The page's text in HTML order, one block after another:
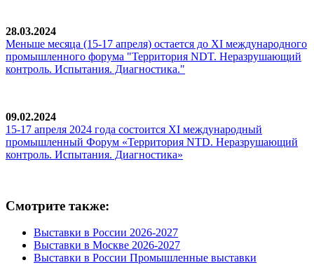
28.03.2024
Меньше месяца (15-17 апреля) остается до XI международного
промышленного форума "Территория NDT. Неразрушающий
контроль. Испытания. Диагностика."
09.02.2024
15-17 апреля 2024 года состоится ХI международный
промышленный Форум «Территория NTD. Неразрушающий
контроль. Испытания. Диагностика»
Смотрите также:
Выставки в России 2026-2027
Выставки в Москве 2026-2027
Выставки в России Промышленные выставки